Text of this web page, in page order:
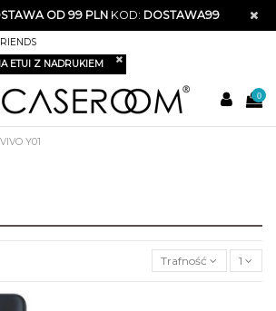
OD 99 PLNKOD: DOSTAWA99
ETUI Z NADRUKIEM
0
VIVO Y01
Trafność 1